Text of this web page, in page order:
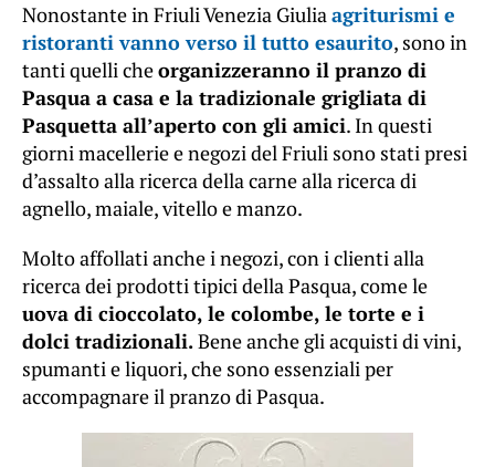
Nonostante in Friuli Venezia Giuliaagriturismi e
ristoranti vanno verso il tutto esaurito, sono in
tanti quelli cheorganizzeranno il pranzo di
Pasqua a casa e la tradizionale grigliata di
Pasquetta all’aperto con gli amici. In questi
giorni macellerie e negozi del Friuli sono stati presi
d’assalto alla ricerca della carne alla ricerca di
agnello, maiale, vitello e manzo.
Molto affollati anche i negozi, con i clienti alla
ricerca dei prodotti tipici della Pasqua, come le
uova di cioccolato, le colombe, le torte e i
dolci tradizionali.Bene anche gli acquisti di vini,
spumanti e liquori, che sono essenziali per
accompagnare il pranzo di Pasqua.